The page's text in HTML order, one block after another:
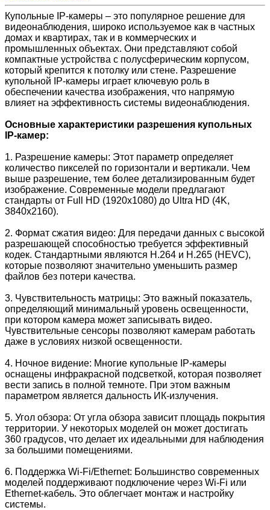
Купольные IP-камеры – это популярное решение для
видеонаблюдения, широко используемое как в частных
домах и квартирах, так и в коммерческих и
промышленных объектах. Они представляют собой
компактные устройства с полусферическим корпусом,
который крепится к потолку или стене. Разрешение
купольной IP-камеры играет ключевую роль в
обеспечении качества изображения, что напрямую
влияет на эффективность системы видеонаблюдения.
Основные характеристики разрешения купольных
IP-камер:
1. Разрешение камеры: Этот параметр определяет
количество пикселей по горизонтали и вертикали. Чем
выше разрешение, тем более детализированным будет
изображение. Современные модели предлагают
стандарты от Full HD (1920x1080) до Ultra HD (4K,
3840x2160).
2. Формат сжатия видео: Для передачи данных с высокой
разрешающей способностью требуется эффективный
кодек. Стандартными являются H.264 и H.265 (HEVC),
которые позволяют значительно уменьшить размер
файлов без потери качества.
3. Чувствительность матрицы: Это важный показатель,
определяющий минимальный уровень освещенности,
при котором камера может записывать видео.
Чувствительные сенсоры позволяют камерам работать
даже в условиях низкой освещенности.
4. Ночное видение: Многие купольные IP-камеры
оснащены инфракрасной подсветкой, которая позволяет
вести запись в полной темноте. При этом важным
параметром является дальность ИК-излучения.
5. Угол обзора: От угла обзора зависит площадь покрытия
территории. У некоторых моделей он может достигать
360 градусов, что делает их идеальными для наблюдения
за большими помещениями.
6. Поддержка Wi-Fi/Ethernet: Большинство современных
моделей поддерживают подключение через Wi-Fi или
Ethernet-кабель. Это облегчает монтаж и настройку
системы.